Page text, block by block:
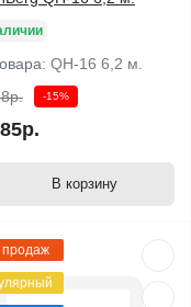
QH-16 6,2 м.
-15%
В корзину
продаж